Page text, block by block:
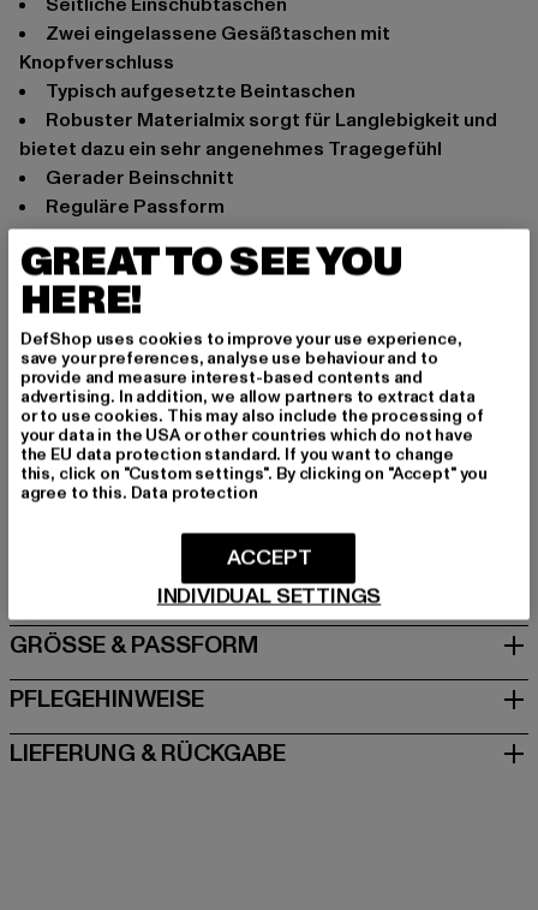
Zwei eingelassene Gesäßtaschen mit
Knopfverschluss
Typisch aufgesetzte Beintaschen
Robuster Materialmix sorgt für Langlebigkeit und
bietet dazu ein sehr angenehmes Tragegefühl
Gerader Beinschnitt
Reguläre Passform
Anlass: Alltag
Schnitt: Locker
Marke: Brandit
Kat.: Cargo Trousers
Farbe: olive
Hersteller Farbe: olive
Materialzusammensetzung: 60% Elastodien, 40%
Polyester, 20% Baumwolle
Art.Nr: BD6007-00176
Hersteller: Brandit Textil GmbH |info@brandit-wear.com
Spichernstraße 6a | 50672 Köln | DE
GRÖSSE & PASSFORM
PFLEGEHINWEISE
LIEFERUNG & RÜCKGABE
GREAT TO SEE YOU
HERE!
DefShop uses cookies to improve your use experience,
save your preferences, analyse use behaviour and to
provide and measure interest-based contents and
advertising. In addition, we allow partners to extract data
or to use cookies. This may also include the processing of
your data in the USA or other countries which do not have
the EU data protection standard. If you want to change
this, click on "Custom settings". By clicking on "Accept" you
agree to this. Data protection
INDIVIDUAL SETTINGS
ACCEPT